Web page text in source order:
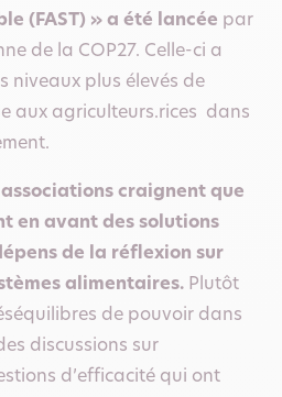
(FAST) » a été lancée par
de la COP27. Celle-ci a
niveaux plus élevés de
aux agriculteurs.rices dans
craignent que
en avant des solutions
de la réflexion sur
alimentaires. Plutôt
de pouvoir dans
discussions sur
d’efficacité qui ont